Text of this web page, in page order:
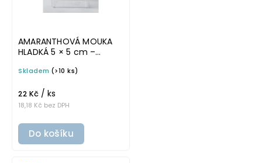
AMARANTHOVÁ MOUKA
HLADKÁ 5 × 5 cm –
písmu, omyvatelná
potravinové dózy
Skladem (>10 ks)
18,18 Kč bez DPH
22 Kč / ks
Do košíku